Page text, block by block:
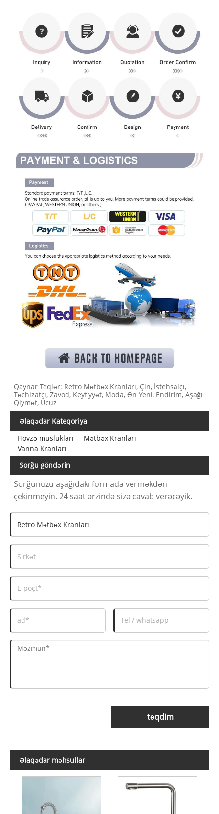
Qaynar Teqlər: Retro Mətbəx Kranları, Çin, İstehsalçı,
Təchizatçı, Zavod, Keyfiyyət, Moda, Ən Yeni, Endirim, Aşağı
Qiymət, Ucuz
Əlaqədar Kateqoriya
Hövzə muslukları
Mətbəx Kranları
Vanna Kranları
Sorğu göndərin
Sorğunuzu aşağıdakı formada verməkdən
çekinmeyin. 24 saat ərzində sizə cavab verəcəyik.
təqdim
Əlaqədar məhsullar